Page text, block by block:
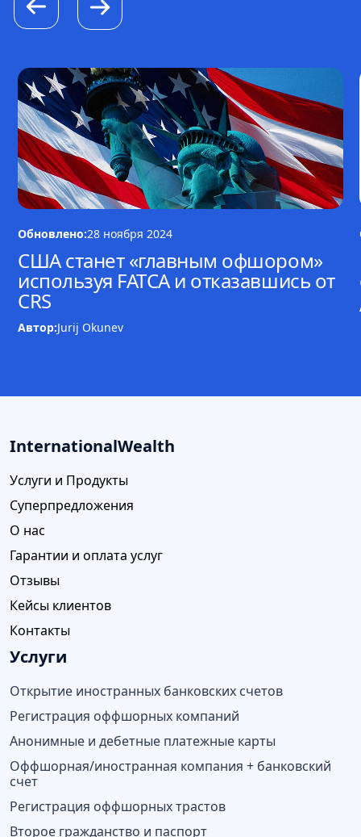
Обновлено:28 ноября 2024
США станет «главным офшором»
используя FATCA и отказавшись от
CRS
Автор:Jurij Okunev
InternationalWealth
Услуги и Продукты
Суперпредложения
О нас
Гарантии и оплата услуг
Отзывы
Кейсы клиентов
Контакты
Услуги
Открытие иностранных банковских счетов
Регистрация оффшорных компаний
Анонимные и дебетные платежные карты
Оффшорная/иностранная компания + банковский
счет
Регистрация оффшорных трастов
Второе гражданство и паспорт